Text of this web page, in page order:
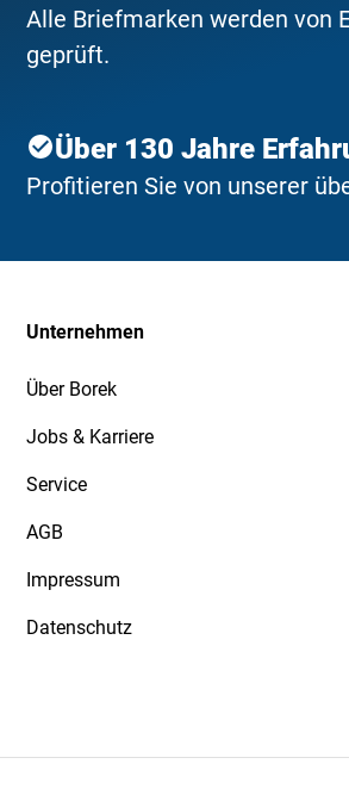
Alle Briefmarken werden von
geprüft.
Über 130 Jahre
Profitieren Sie von unserer
Unternehmen
Über Borek
Jobs & Karriere
Service
AGB
Impressum
Datenschutz